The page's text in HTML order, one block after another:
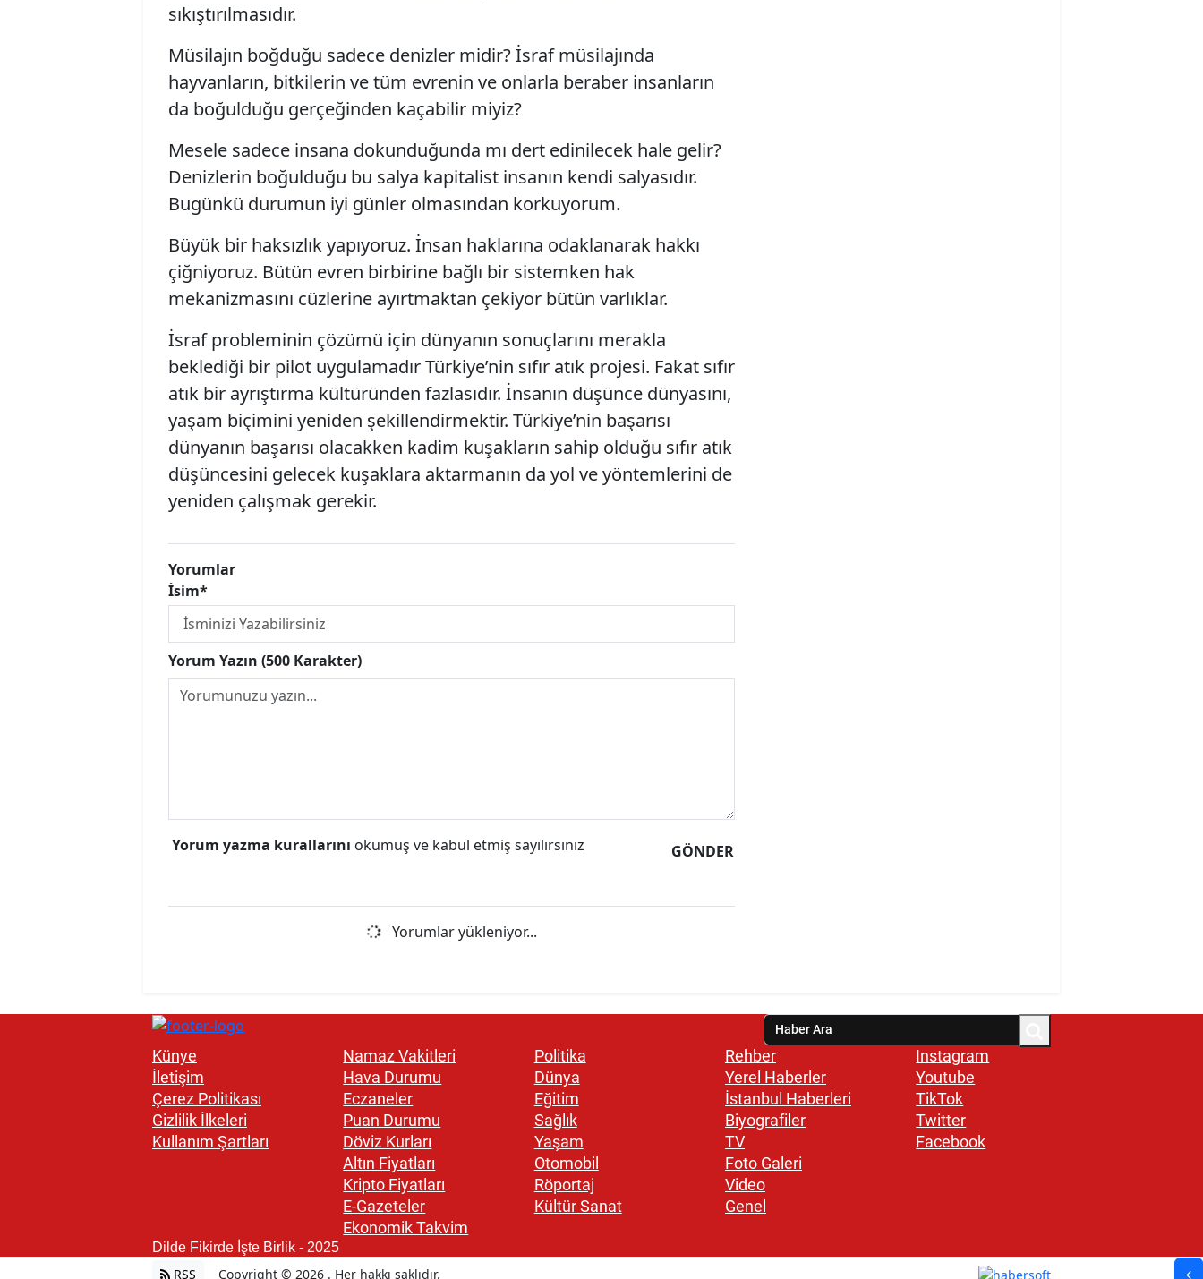
sıkıştırılmasıdır.
Müsilajın boğduğu sadece denizler midir? İsraf müsilajında
hayvanların, bitkilerin ve tüm evrenin ve onlarla beraber insanların
da boğulduğu gerçeğinden kaçabilir miyiz?
Mesele sadece insana dokunduğunda mı dert edinilecek hale gelir?
Denizlerin boğulduğu bu salya kapitalist insanın kendi salyasıdır.
Bugünkü durumun iyi günler olmasından korkuyorum.
Büyük bir haksızlık yapıyoruz. İnsan haklarına odaklanarak hakkı
çiğniyoruz. Bütün evren birbirine bağlı bir sistemken hak
mekanizmasını cüzlerine ayırtmaktan çekiyor bütün varlıklar.
İsraf probleminin çözümü için dünyanın sonuçlarını merakla
beklediği bir pilot uygulamadır Türkiye’nin sıfır atık projesi. Fakat sıfır
atık bir ayrıştırma kültüründen fazlasıdır. İnsanın düşünce dünyasını,
yaşam biçimini yeniden şekillendirmektir. Türkiye’nin başarısı
dünyanın başarısı olacakken kadim kuşakların sahip olduğu sıfır atık
düşüncesini gelecek kuşaklara aktarmanın da yol ve yöntemlerini de
yeniden çalışmak gerekir.
Yorumlar
İsim*
Yorum Yazın (500 Karakter)
GÖNDER
Yorum yazma kurallarını okumuş ve kabul etmiş sayılırsınız
Yorumlar yükleniyor...
Künye
İletişim
Çerez Politikası
Gizlilik İlkeleri
Kullanım Şartları
Namaz Vakitleri
Hava Durumu
Eczaneler
Puan Durumu
Döviz Kurları
Altın Fiyatları
Kripto Fiyatları
E-Gazeteler
Ekonomik Takvim
Politika
Dünya
Eğitim
Sağlık
Yaşam
Otomobil
Röportaj
Kültür Sanat
Rehber
Yerel Haberler
İstanbul Haberleri
Biyografiler
TV
Foto Galeri
Video
Genel
Instagram
Youtube
TikTok
Twitter
Facebook
Dilde Fikirde İşte Birlik - 2025
RSS Copyright © 2026 . Her hakkı saklıdır.